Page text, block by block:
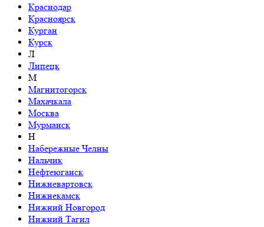
Краснодар
Красноярск
Курган
Курск
Л
Липецк
М
Магнитогорск
Махачкала
Москва
Мурманск
Н
Набережные Челны
Нальчик
Нефтеюганск
Нижневартовск
Нижнекамск
Нижний Новгород
Нижний Тагил